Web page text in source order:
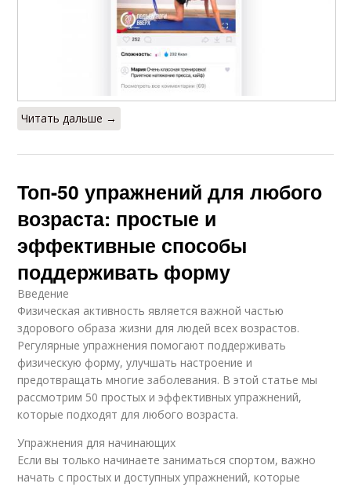
Читать дальше →
Топ-50 упражнений для любого
возраста: простые и
эффективные способы
поддерживать форму
Введение
Физическая активность является важной частью
здорового образа жизни для людей всех возрастов.
Регулярные упражнения помогают поддерживать
физическую форму, улучшать настроение и
предотвращать многие заболевания. В этой статье мы
рассмотрим 50 простых и эффективных упражнений,
которые подходят для любого возраста.
Упражнения для начинающих
Если вы только начинаете заниматься спортом, важно
начать с простых и доступных упражнений, которые